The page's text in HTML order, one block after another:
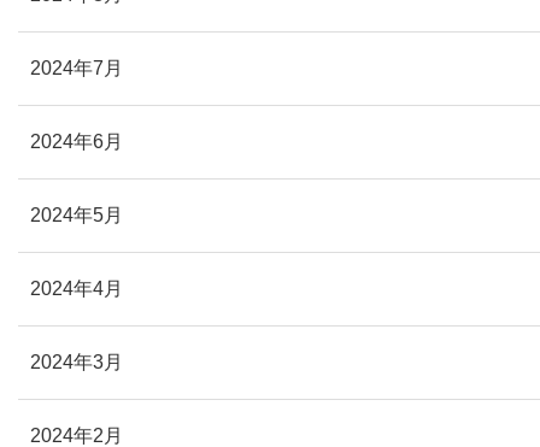
2024年7月
2024年6月
2024年5月
2024年4月
2024年3月
2024年2月